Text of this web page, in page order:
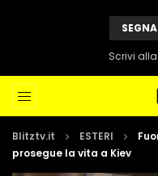
Scrivi
Blitztv.it ESTERI
prosegue la vita a Kiev